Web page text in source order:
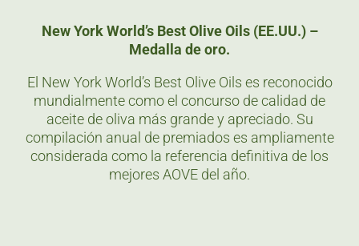
New York World’s Best Olive Oils (EE.UU.) –
Medalla de oro.
El New York World’s Best Olive Oils es reconocido
mundialmente como el concurso de calidad de
aceite de oliva más grande y apreciado. Su
compilación anual de premiados es ampliamente
considerada como la referencia definitiva de los
mejores AOVE del año.